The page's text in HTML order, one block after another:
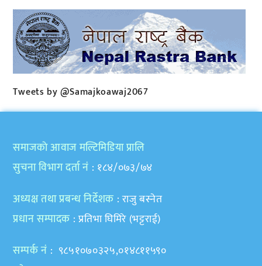
Tweets by @Samajkoawaj2067
समाजकाे आवाज मल्टिमिडिया प्रालि
सुचना विभाग दर्ता नं : १८४/०७३/७४
अध्यक्ष तथा प्रबन्ध निर्देशक : राजु बस्नेत
प्रधान सम्पादक : प्रतिभा घिमिरे (भट्टराई)
सम्पर्क नं : ९८५१०७०३२५,०१४८११५९०